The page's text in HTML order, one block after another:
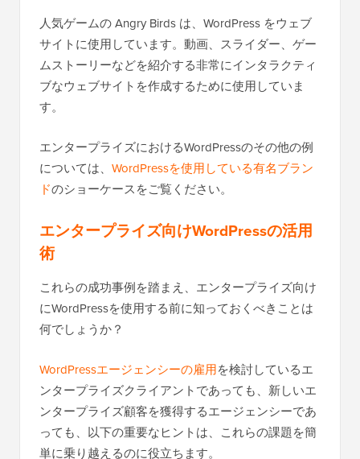
人気ゲームの Angry Birds は、WordPress をウェブ
サイトに使用しています。動画、スライダー、ゲー
ムストーリーなどを紹介する非常にインタラクティ
ブなウェブサイトを作成するために使用していま
す。
エンタープライズにおけるWordPressのその他の例
については、 WordPressを使用している有名ブラン
ドのショーケースをご覧ください。
エンタープライズ向けWordPressの活用
術
これらの成功事例を踏まえ、エンタープライズ向け
にWordPressを使用する前に知っておくべきことは
何でしょうか？
WordPressエージェンシーの雇用を検討しているエ
ンタープライズクライアントであっても、新しいエ
ンタープライズ顧客を獲得するエージェンシーであ
っても、以下の重要なヒントは、これらの課題を簡
単に乗り越えるのに役立ちます。